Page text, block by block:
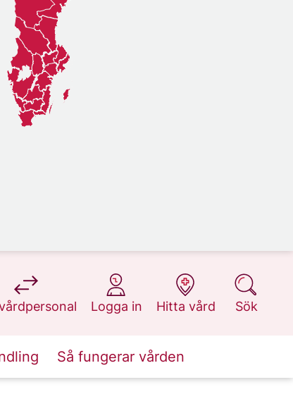
på 1177.se
Logga in
på 1177.se
Hitta vård
på 1177.se
Sök
på 1177.se
Så fungerar vården